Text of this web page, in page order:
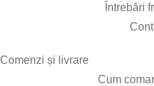
Întrebări
Comenzi și livrare​
Cum